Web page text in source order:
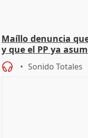
Maíllo denuncia
y que el PP ya
Sonido Totales